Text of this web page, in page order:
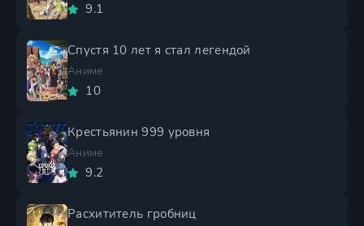
9.1
Спустя 10 лет я стал легендой
Аниме
10
Крестьянин 999 уровня
Аниме
9.2
Расхититель гробниц